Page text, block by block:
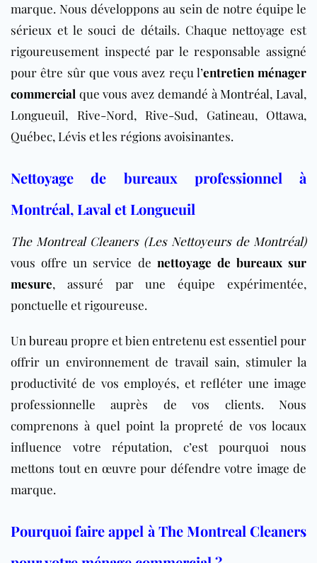
marque. Nous développons au sein de notre équipe le
sérieux et le souci de détails. Chaque nettoyage est
rigoureusement inspecté par le responsable assigné
pour être sûr que vous avez reçu l’entretien ménager
commercial que vous avez demandé à Montréal, Laval,
Longueuil, Rive-Nord, Rive-Sud, Gatineau, Ottawa,
Québec, Lévis et les régions avoisinantes.
Nettoyage de bureaux professionnel à
Montréal, Laval et Longueuil
The Montreal Cleaners (Les Nettoyeurs de Montréal)
vous offre un service de nettoyage de bureaux sur
mesure, assuré par une équipe expérimentée,
ponctuelle et rigoureuse.
Un bureau propre et bien entretenu est essentiel pour
offrir un environnement de travail sain, stimuler la
productivité de vos employés, et refléter une image
professionnelle auprès de vos clients. Nous
comprenons à quel point la propreté de vos locaux
influence votre réputation, c’est pourquoi nous
mettons tout en œuvre pour défendre votre image de
marque.
Pourquoi faire appel à The Montreal Cleaners